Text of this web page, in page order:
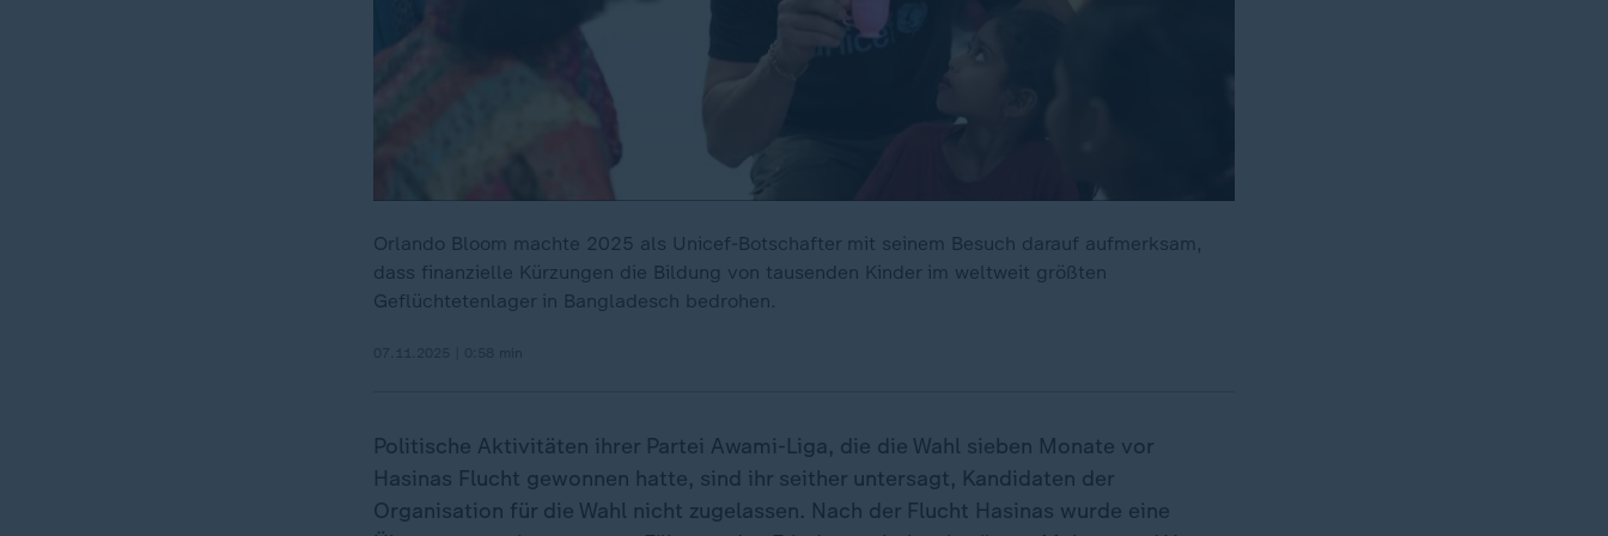
Orlando Bloom machte 2025 als Unicef-Botschafter mit seinem Besuch darauf aufmerksam,
dass finanzielle Kürzungen die Bildung von tausenden Kinder im weltweit größten
Geflüchtetenlager in Bangladesch bedrohen.
Politische Aktivitäten ihrer Partei Awami-Liga, die die Wahl sieben Monate vor
Hasinas Flucht gewonnen hatte, sind ihr seither untersagt, Kandidaten der
Organisation für die Wahl nicht zugelassen. Nach der Flucht Hasinas wurde eine